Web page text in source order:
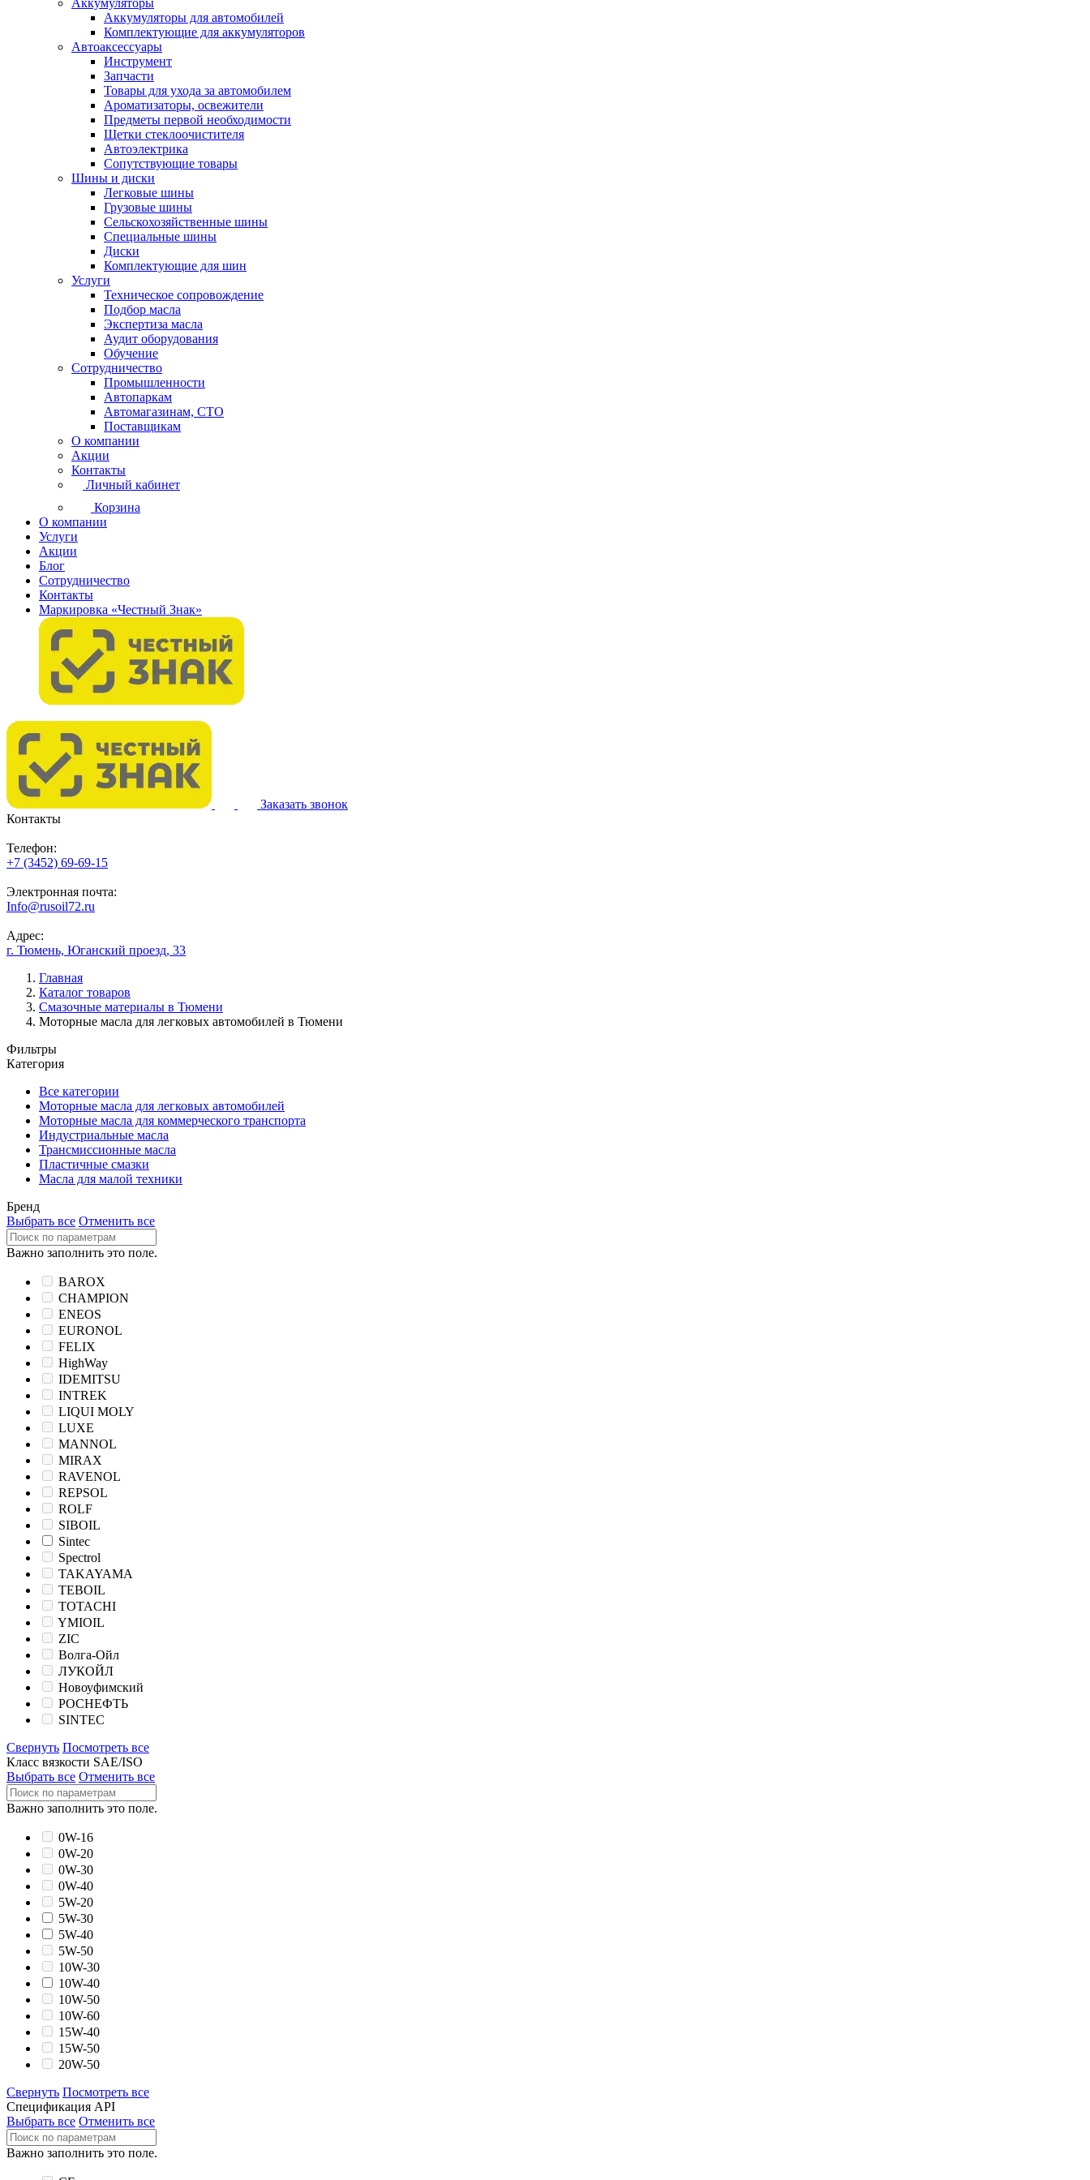
Аккумуляторы
Аккумуляторы для автомобилей
Комплектующие для аккумуляторов
Автоаксессуары
Инструмент
Запчасти
Товары для ухода за автомобилем
Ароматизаторы, освежители
Предметы первой необходимости
Щетки стеклоочистителя
Автоэлектрика
Сопутствующие товары
Шины и диски
Легковые шины
Грузовые шины
Сельскохозяйственные шины
Специальные шины
Диски
Комплектующие для шин
Услуги
Техническое сопровождение
Подбор масла
Экспертиза масла
Аудит оборудования
Обучение
Сотрудничество
Промышленности
Автопаркам
Автомагазинам, СТО
Поставщикам
О компании
Акции
Контакты
Личный кабинет
Корзина
О компании
Услуги
Акции
Блог
Сотрудничество
Контакты
Маркировка «Честный Знак»
Заказать звонок
Контакты
Телефон:
+7 (3452) 69-69-15
Электронная почта:
Info@rusoil72.ru
Адрес:
г. Тюмень, Юганский проезд, 33
Главная
Каталог товаров
Смазочные материалы в Тюмени
Моторные масла для легковых автомобилей в Тюмени
Фильтры
Категория
Все категории
Моторные масла для легковых автомобилей
Моторные масла для коммерческого транспорта
Индустриальные масла
Трансмиссионные масла
Пластичные смазки
Масла для малой техники
Бренд
Выбрать все Отменить все
Важно заполнить это поле.
BAROX
CHAMPION
ENEOS
EURONOL
FELIX
HighWay
IDEMITSU
INTREK
LIQUI MOLY
LUXE
MANNOL
MIRAX
RAVENOL
REPSOL
ROLF
SIBOIL
Sintec
Spectrol
TAKAYAMA
TEBOIL
TOTACHI
YMIOIL
ZIC
Волга-Ойл
ЛУКОЙЛ
Новоуфимский
РОСНЕФТЬ
SINTEC
Свернуть Посмотреть все
Класс вязкости SAE/ISO
Выбрать все Отменить все
Важно заполнить это поле.
0W-16
0W-20
0W-30
0W-40
5W-20
5W-30
5W-40
5W-50
10W-30
10W-40
10W-50
10W-60
15W-40
15W-50
20W-50
Свернуть Посмотреть все
Спецификация API
Выбрать все Отменить все
Важно заполнить это поле.